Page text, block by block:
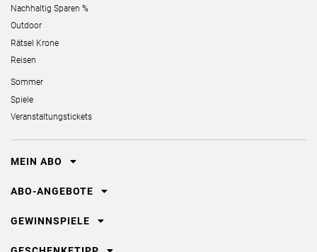
Nachhaltig Sparen %
Outdoor
Rätsel Krone
Reisen
Sommer
Spiele
Veranstaltungstickets
MEIN ABO
ABO-ANGEBOTE
GEWINNSPIELE